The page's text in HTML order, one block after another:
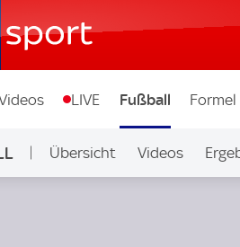
LIVE Fußball Formel
Übersicht Videos